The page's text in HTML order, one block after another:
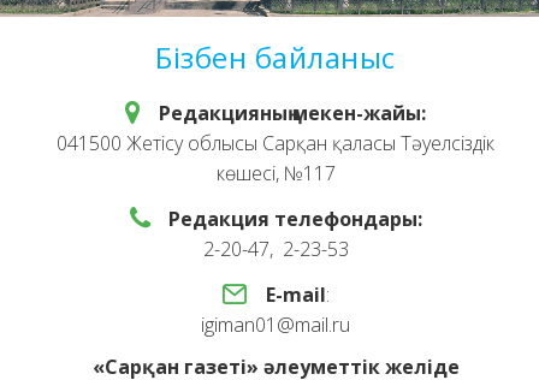
Бізбен байланыс
Редакцияның мекен-жайы:
041500 Жетісу облысы Сарқан қаласы Тәуелсіздік
көшесі, №117
Редакция телефондары:
2-20-47, 2-23-53
E-mail:
igiman01@mail.ru
«Сарқан газеті» әлеуметтік желіде